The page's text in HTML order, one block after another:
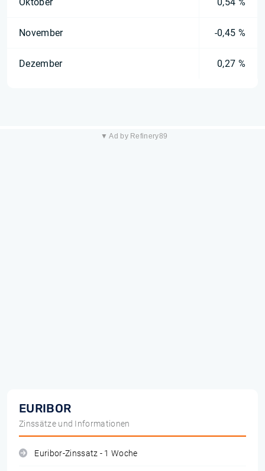
November -0,45 %
Dezember 0,27 %
▼ Ad by Refinery89
EURIBOR
Zinssätze und Informationen
Euribor-Zinssatz - 1 Woche